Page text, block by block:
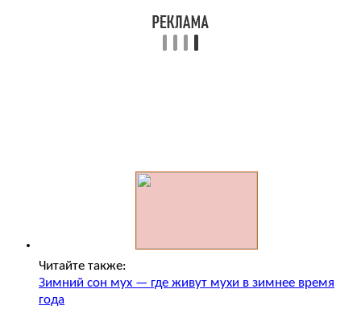
Читайте также:
Зимний сон мух — где живут мухи в зимнее время
года